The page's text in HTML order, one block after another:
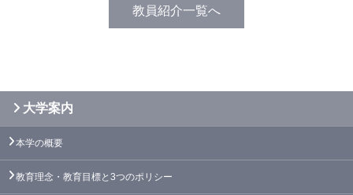
教員紹介一覧へ
大学案内
本学の概要
教育理念・教育目標と3つのポリシー